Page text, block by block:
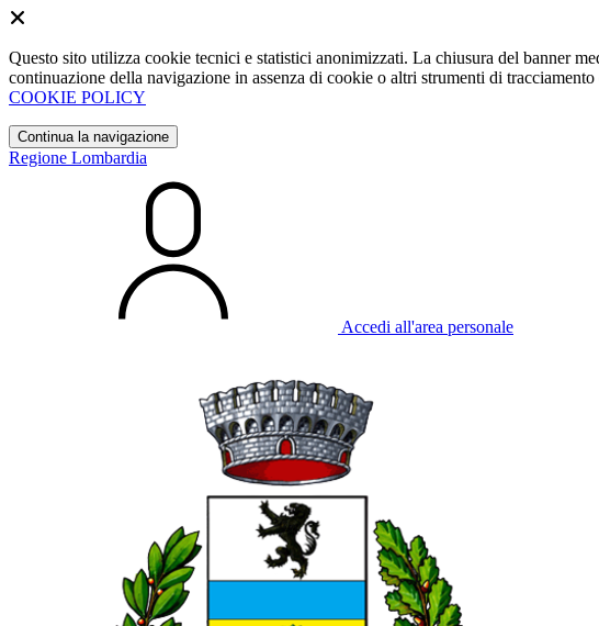
Questo sito utilizza cookie tecnici e statistici anonimizzati. La chiusura del banner
continuazione della navigazione in assenza di cookie o altri strumenti di
COOKIE POLICY
Continua la navigazione
Regione Lombardia
Accedi all'area personale